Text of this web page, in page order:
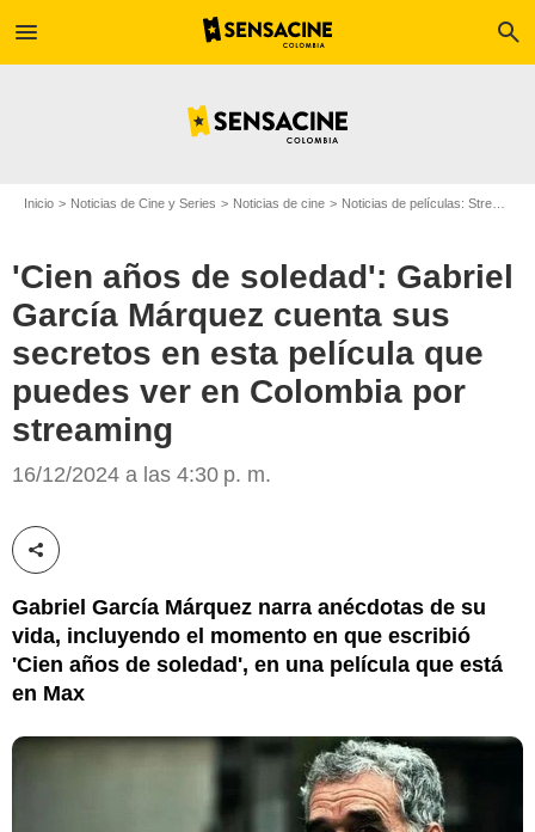
menu search
Inicio Noticias de Cine y Series Noticias de cine Noticias de películas: Streaming
'Cien años de soledad': Gabriel
García Márquez cuenta sus
secretos en esta película que
puedes ver en Colombia por
streaming
16/12/2024 a las 4:30 p. m.
Compartir esta noticia
Gabriel García Márquez narra anécdotas de su
vida, incluyendo el momento en que escribió
'Cien años de soledad', en una película que está
en Max